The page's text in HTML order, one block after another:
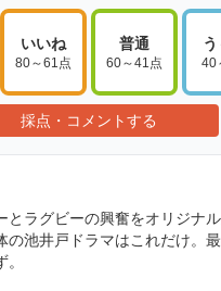
いいね
80～61点
普通
60～41点 40
採点・コメントする
とラグビーの興奮をオリジナ
の池井戸ドラマはこれだけ。